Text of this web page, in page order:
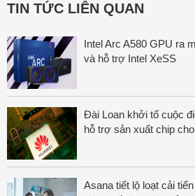
TIN TỨC LIÊN QUAN
Intel Arc A580 GPU ra
và hỗ trợ Intel XeSS
Đài Loan khởi tố cuộc
hỗ trợ sản xuất chip
Asana tiết lộ loạt cải